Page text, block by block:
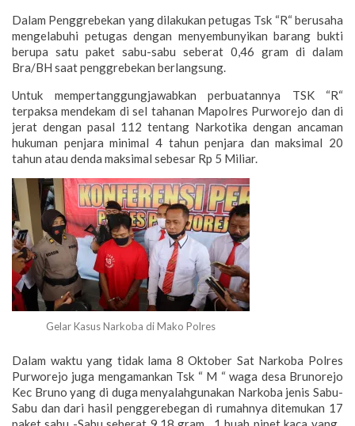
Dalam Penggrebekan yang dilakukan petugas Tsk “R“ berusaha
mengelabuhi petugas dengan menyembunyikan barang bukti
berupa satu paket sabu-sabu seberat 0,46 gram di dalam
Bra/BH saat penggrebekan berlangsung.
Untuk mempertanggungjawabkan perbuatannya TSK “R“
terpaksa mendekam di sel tahanan Mapolres Purworejo dan di
jerat dengan pasal 112 tentang Narkotika dengan ancaman
hukuman penjara minimal 4 tahun penjara dan maksimal 20
tahun atau denda maksimal sebesar Rp 5 Miliar.
Gelar Kasus Narkoba di Mako Polres
Dalam waktu yang tidak lama 8 Oktober Sat Narkoba Polres
Purworejo juga mengamankan Tsk “ M “ waga desa Brunorejo
Kec Bruno yang di duga menyalahgunakan Narkoba jenis Sabu-
Sabu dan dari hasil penggerebegan di rumahnya ditemukan 17